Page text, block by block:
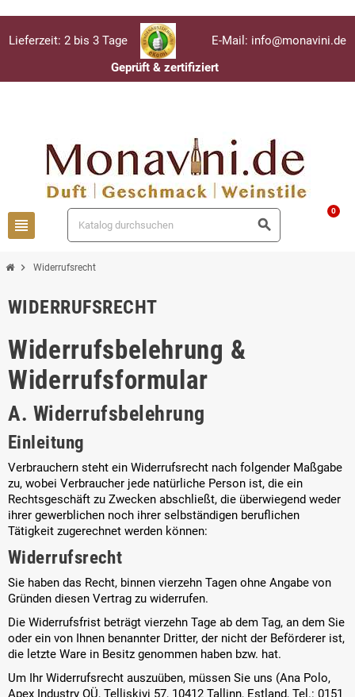
Lieferzeit: 2 bis 3 Tage
E-Mail: info@monavini.de
Geprüft & zertifiziert
view_headline search
personAnmelden 0
chevron_right Widerrufsrecht
WIDERRUFSRECHT
Widerrufsbelehrung &
Widerrufsformular
A. Widerrufsbelehrung
Einleitung
Verbrauchern steht ein Widerrufsrecht nach folgender Maßgabe
zu, wobei Verbraucher jede natürliche Person ist, die ein
Rechtsgeschäft zu Zwecken abschließt, die überwiegend weder
ihrer gewerblichen noch ihrer selbständigen beruflichen
Tätigkeit zugerechnet werden können:
Widerrufsrecht
Sie haben das Recht, binnen vierzehn Tagen ohne Angabe von
Gründen diesen Vertrag zu widerrufen.
Die Widerrufsfrist beträgt vierzehn Tage ab dem Tag, an dem Sie
oder ein von Ihnen benannter Dritter, der nicht der Beförderer ist,
die letzte Ware in Besitz genommen haben bzw. hat.
Um Ihr Widerrufsrecht auszuüben, müssen Sie uns (Ana Polo,
Apex Industry OÜ, Telliskivi 57, 10412 Tallinn, Estland, Tel.: 0151